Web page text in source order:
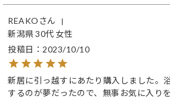
REAKO
新潟県30代 女性
投稿日
2023/10/10
新居に引っ越すにあたり購入しました。
するのが夢だったので、無事お気に入り